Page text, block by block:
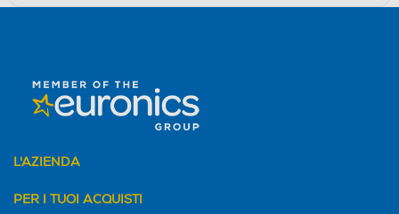
L'AZIENDA
PER I TUOI ACQUISTI